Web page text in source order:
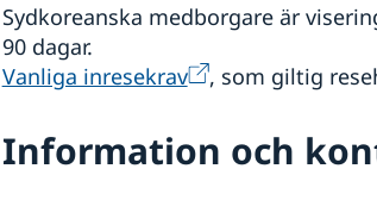
Sydkoreanska medborgare är
90 dagar.
Vanliga inresekrav
, som giltig
Information och